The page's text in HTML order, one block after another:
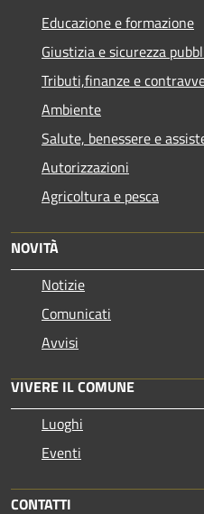
Educazione e formazione
Giustizia e sicurezza
Tributi,finanze e
Ambiente
Salute, benessere e
Autorizzazioni
Agricoltura e pesca
NOVITÀ
Notizie
Comunicati
Avvisi
VIVERE IL COMUNE
Luoghi
Eventi
CONTATTI